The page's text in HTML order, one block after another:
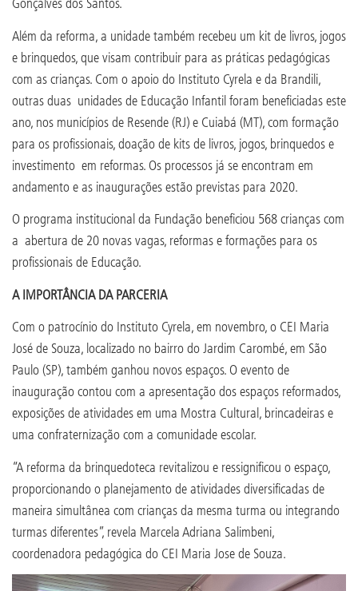
Além da reforma, a unidade também recebeu um kit de livros, jogos
e brinquedos, que visam contribuir para as práticas pedagógicas
com as crianças. Com o apoio do Instituto Cyrela e da Brandili,
outras duas unidades de Educação Infantil foram beneficiadas este
ano, nos municípios de Resende (RJ) e Cuiabá (MT), com formação
para os profissionais, doação de kits de livros, jogos, brinquedos e
investimento em reformas. Os processos já se encontram em
andamento e as inaugurações estão previstas para 2020.
O programa institucional da Fundação beneficiou 568 crianças com
a abertura de 20 novas vagas, reformas e formações para os
profissionais de Educação.
A IMPORTÂNCIA DA PARCERIA
Com o patrocínio do Instituto Cyrela, em novembro, o CEI Maria
José de Souza, localizado no bairro do Jardim Carombé, em São
Paulo (SP), também ganhou novos espaços. O evento de
inauguração contou com a apresentação dos espaços reformados,
exposições de atividades em uma Mostra Cultural, brincadeiras e
uma confraternização com a comunidade escolar.
“A reforma da brinquedoteca revitalizou e ressignificou o espaço,
proporcionando o planejamento de atividades diversificadas de
maneira simultânea com crianças da mesma turma ou integrando
turmas diferentes”, revela Marcela Adriana Salimbeni,
coordenadora pedagógica do CEI Maria Jose de Souza.